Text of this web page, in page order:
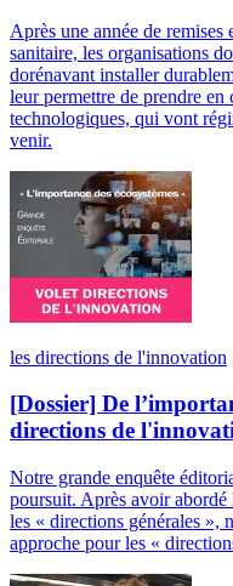
Après une année de
sanitaire, les organisations
dorénavant installer
leur permettre de prendre
technologiques, qui vont
venir.
les directions de l'innovation
[Dossier] De
directions de
Notre grande enquête
poursuit. Après avoir abordé
les « directions générales »,
approche pour les «